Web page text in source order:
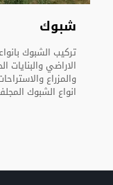
شبوك
تركيب الشبوك
الاراضي والبنايات
والمزراع
انواع الشبوك